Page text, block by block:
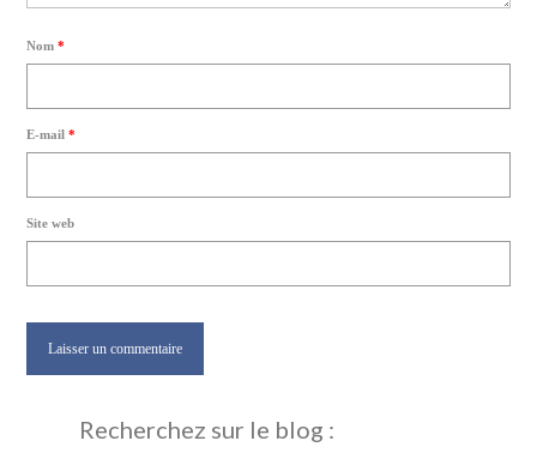
Nom*
E-mail*
Site web
Recherchez sur le blog :